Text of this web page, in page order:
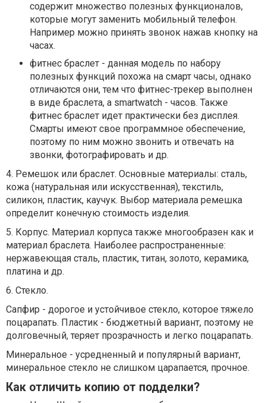
содержит множество полезных функционалов,
которые могут заменить мобильный телефон.
Например можно принять звонок нажав кнопку на
часах.
фитнес браслет - данная модель по набору
полезных функций похожа на смарт часы, однако
отличаются они, тем что фитнес-трекер выполнен
в виде браслета, а smartwatch - часов. Также
фитнес браслет идет практически без дисплея.
Смарты имеют свое программное обеспечение,
поэтому по ним можно звонить и отвечать на
звонки, фотографировать и др.
4. Ремешок или браслет. Основные материалы: сталь,
кожа (натуральная или искусственная), текстиль,
силикон, пластик, каучук. Выбор материала ремешка
определит конечную стоимость изделия.
5. Корпус. Материал корпуса также многообразен как и
материал браслета. Наиболее распространенные:
нержавеющая сталь, пластик, титан, золото, керамика,
платина и др.
6. Стекло.
Сапфир - дорогое и устойчивое стекло, которое тяжело
поцарапать. Пластик - бюджетный вариант, поэтому не
долговечный, теряет прозрачность и легко поцарапать.
Минеральное - усредненный и популярный вариант,
минеральное стекло не слишком царапается, прочное.
Как отличить копию от подделки?